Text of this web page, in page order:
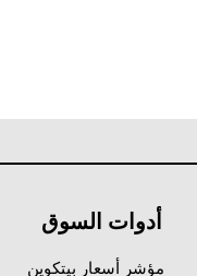
أدوات السوق
مؤشر أسعار بيتكوين